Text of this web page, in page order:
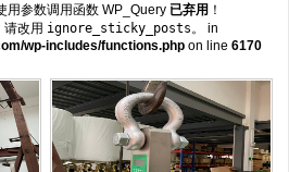
用参数调用函数 WP_Query 已弃用 ！
请改用 ignore_sticky_posts 。 in
wp-includes/functions.php on line 6170